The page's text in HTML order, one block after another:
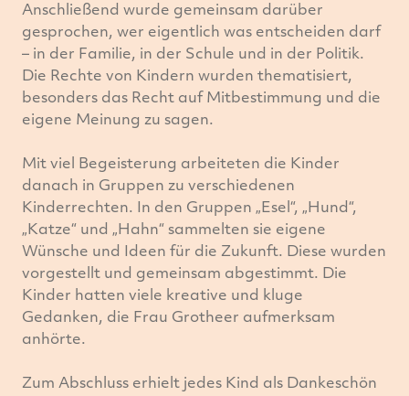
Anschließend wurde gemeinsam darüber
gesprochen, wer eigentlich was entscheiden darf
– in der Familie, in der Schule und in der Politik.
Die Rechte von Kindern wurden thematisiert,
besonders das Recht auf Mitbestimmung und die
eigene Meinung zu sagen.
Mit viel Begeisterung arbeiteten die Kinder
danach in Gruppen zu verschiedenen
Kinderrechten. In den Gruppen „Esel“, „Hund“,
„Katze“ und „Hahn“ sammelten sie eigene
Wünsche und Ideen für die Zukunft. Diese wurden
vorgestellt und gemeinsam abgestimmt. Die
Kinder hatten viele kreative und kluge
Gedanken, die Frau Grotheer aufmerksam
anhörte.
Zum Abschluss erhielt jedes Kind als Dankeschön